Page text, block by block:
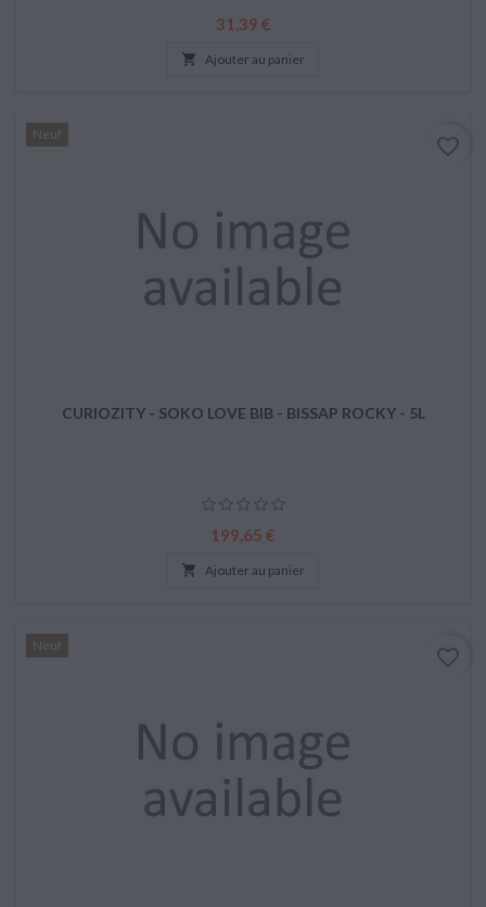
Prix
31,39 €
 Ajouter au panier
Neuf
CURIOZITY - SOKO LOVE BIB - BISSAP ROCKY - 5L
Prix
199,65 €
 Ajouter au panier
favorite_border
Neuf favorite_border